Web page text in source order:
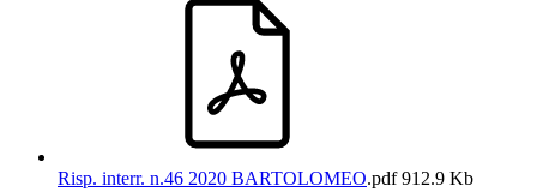
Risp. interr. n.46 2020 BARTOLOMEO.pdf912.9 Kb